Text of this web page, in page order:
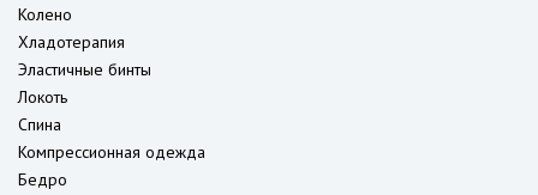
Колено
Хладотерапия
Эластичные бинты
Локоть
Спина
Компрессионная одежда
Бедро